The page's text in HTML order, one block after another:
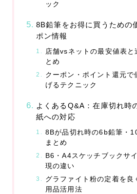
ファッション
服
ファッション小物
不動産・引越し
引越
運営者情報
プライバシーポリシー
利用規約／特定商取引法に基づく
ック
8B鉛筆をお得に買うための
ポン情報
店舗vsネットの最安値表と
とめ
クーポン・ポイント還元で
げるテクニック
よくあるQ&A：在庫切れ時
紙への対応
8Bが品切れ時の6b鉛筆・
まとめ
B6・A4スケッチブックサ
現の違い
グラファイト粉の定着を良
用品活用法